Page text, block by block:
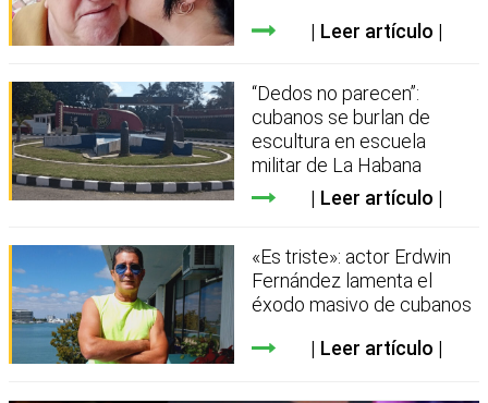
Leer artículo
“Dedos no parecen”:
cubanos se burlan de
escultura en escuela
militar de La Habana
Leer artículo
«Es triste»: actor Erdwin
Fernández lamenta el
éxodo masivo de cubanos
Leer artículo